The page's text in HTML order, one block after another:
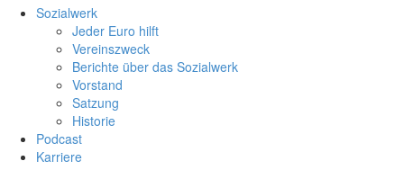
Sozialwerk
Jeder Euro hilft
Vereinszweck
Berichte über das Sozialwerk
Vorstand
Satzung
Historie
Podcast
Karriere